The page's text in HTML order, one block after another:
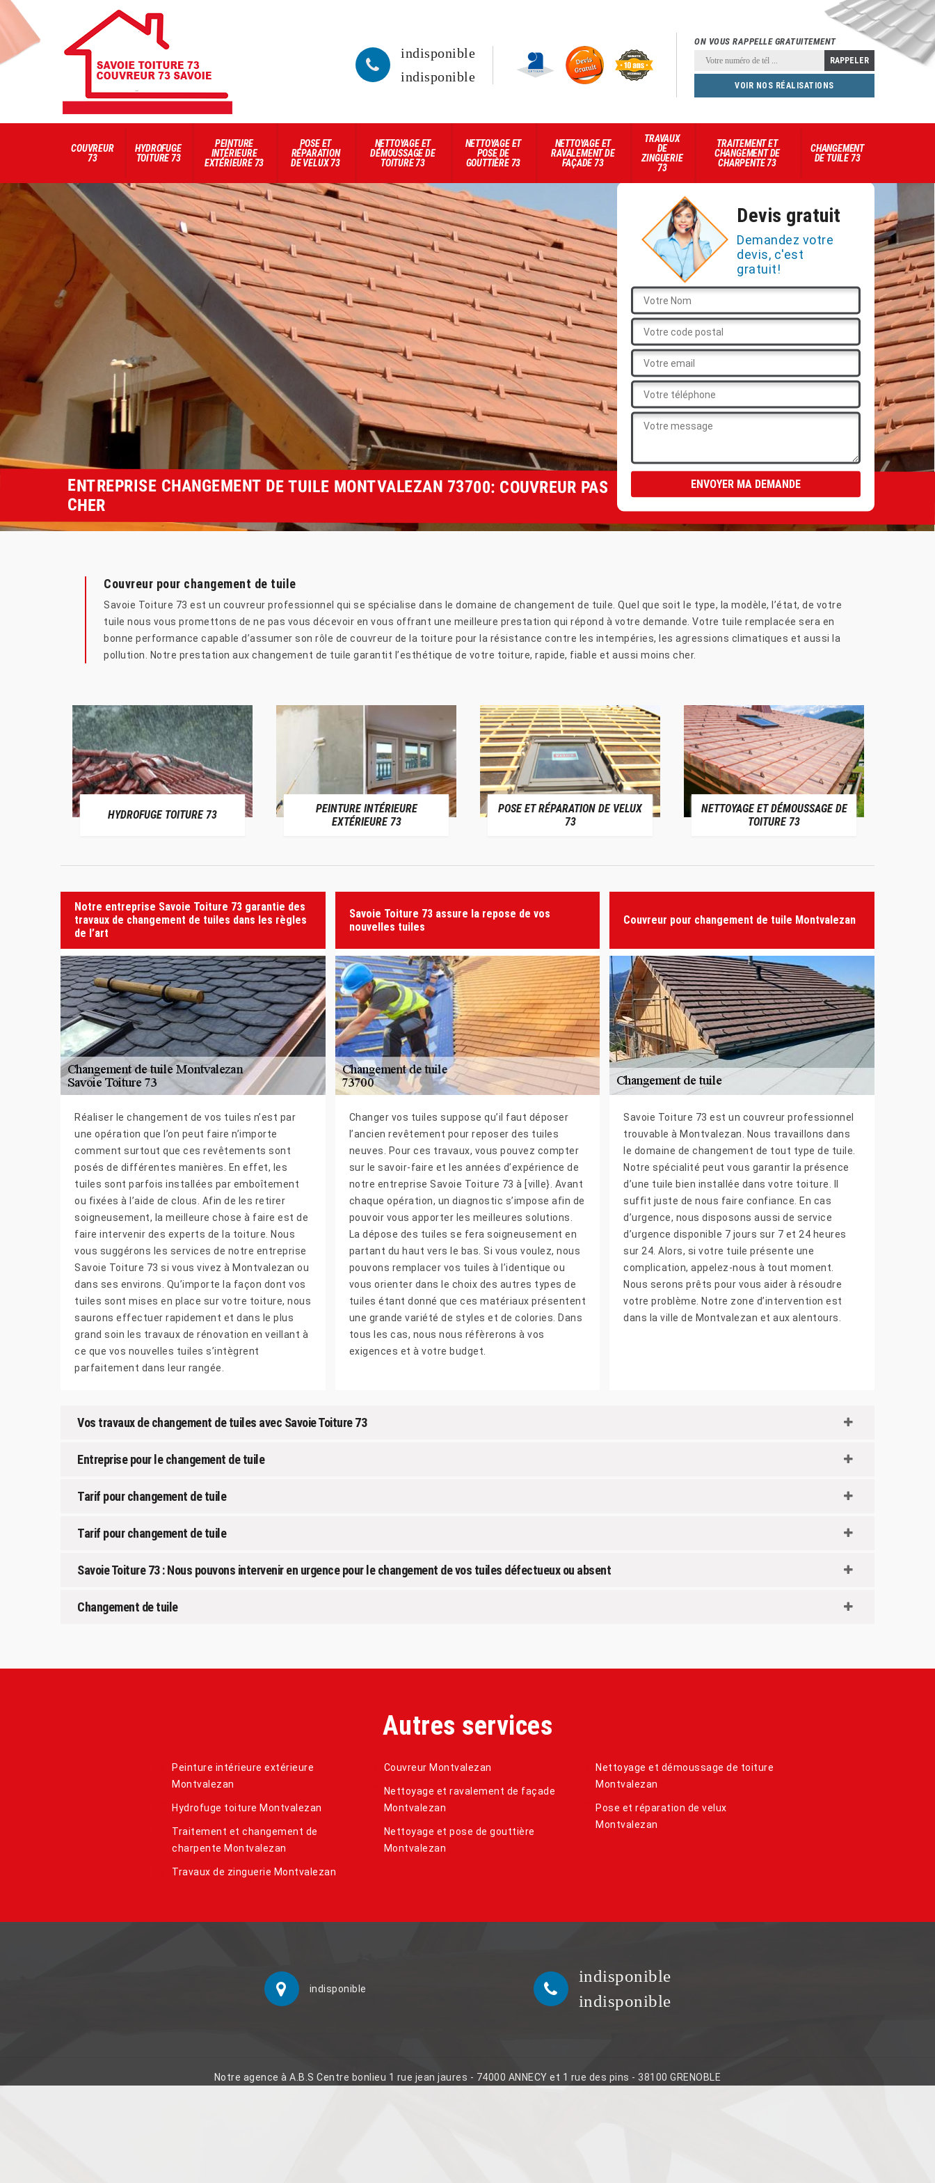
indisponible
indisponible
ON VOUS RAPPELLE GRATUITEMENT
VOIR NOS RÉALISATIONS
COUVREUR
73
HYDROFUGE
TOITURE 73
PEINTURE
INTÉRIEURE
EXTÉRIEURE 73
POSE ET
RÉPARATION
DE VELUX 73
NETTOYAGE ET
DÉMOUSSAGE DE
TOITURE 73
NETTOYAGE ET
POSE DE
GOUTTIÈRE 73
NETTOYAGE ET
RAVALEMENT DE
FAÇADE 73
TRAVAUX
DE
ZINGUERIE
73
TRAITEMENT ET
CHANGEMENT DE
CHARPENTE 73
CHANGEMENT
DE TUILE 73
Devis gratuit
Demandez votre
devis, c'est
gratuit!
ENTREPRISE CHANGEMENT DE TUILE MONTVALEZAN 73700: COUVREUR PAS
CHER
Couvreur pour changement de tuile
Savoie Toiture 73 est un couvreur professionnel qui se spécialise dans le domaine de changement de tuile. Quel que soit le type, la modèle, l’état, de votre
tuile nous vous promettons de ne pas vous décevoir en vous offrant une meilleure prestation qui répond à votre demande. Votre tuile remplacée sera en
bonne performance capable d’assumer son rôle de couvreur de la toiture pour la résistance contre les intempéries, les agressions climatiques et aussi la
pollution. Notre prestation aux changement de tuile garantit l’esthétique de votre toiture, rapide, fiable et aussi moins cher.
HYDROFUGE TOITURE 73
PEINTURE INTÉRIEURE
EXTÉRIEURE 73
POSE ET RÉPARATION DE VELUX
73
NETTOYAGE ET DÉMOUSSAGE DE
TOITURE 73
Notre entreprise Savoie Toiture 73 garantie des
travaux de changement de tuiles dans les règles
de l’art
Réaliser le changement de vos tuiles n’est par
une opération que l’on peut faire n’importe
comment surtout que ces revêtements sont
posés de différentes manières. En effet, les
tuiles sont parfois installées par emboîtement
ou fixées à l’aide de clous. Afin de les retirer
soigneusement, la meilleure chose à faire est de
faire intervenir des experts de la toiture. Nous
vous suggérons les services de notre entreprise
Savoie Toiture 73 si vous vivez à Montvalezan ou
dans ses environs. Qu’importe la façon dont vos
tuiles sont mises en place sur votre toiture, nous
saurons effectuer rapidement et dans le plus
grand soin les travaux de rénovation en veillant à
ce que vos nouvelles tuiles s’intègrent
parfaitement dans leur rangée.
Savoie Toiture 73 assure la repose de vos
nouvelles tuiles
Changer vos tuiles suppose qu’il faut déposer
l’ancien revêtement pour reposer des tuiles
neuves. Pour ces travaux, vous pouvez compter
sur le savoir-faire et les années d’expérience de
notre entreprise Savoie Toiture 73 à [ville}. Avant
chaque opération, un diagnostic s’impose afin de
pouvoir vous apporter les meilleures solutions.
La dépose des tuiles se fera soigneusement en
partant du haut vers le bas. Si vous voulez, nous
pouvons remplacer vos tuiles à l’identique ou
vous orienter dans le choix des autres types de
tuiles étant donné que ces matériaux présentent
une grande variété de styles et de colories. Dans
tous les cas, nous nous réfèrerons à vos
exigences et à votre budget.
Couvreur pour changement de tuile Montvalezan
Savoie Toiture 73 est un couvreur professionnel
trouvable à Montvalezan. Nous travaillons dans
le domaine de changement de tout type de tuile.
Notre spécialité peut vous garantir la présence
d’une tuile bien installée dans votre toiture. Il
suffit juste de nous faire confiance. En cas
d’urgence, nous disposons aussi de service
d’urgence disponible 7 jours sur 7 et 24 heures
sur 24. Alors, si votre tuile présente une
complication, appelez-nous à tout moment.
Nous serons prêts pour vous aider à résoudre
votre problème. Notre zone d’intervention est
dans la ville de Montvalezan et aux alentours.
Vos travaux de changement de tuiles avec Savoie Toiture 73
Entreprise pour le changement de tuile
Tarif pour changement de tuile
Tarif pour changement de tuile
Savoie Toiture 73 : Nous pouvons intervenir en urgence pour le changement de vos tuiles défectueux ou absent
Changement de tuile
Autres services
Peinture intérieure extérieure
Montvalezan
Hydrofuge toiture Montvalezan
Traitement et changement de
charpente Montvalezan
Travaux de zinguerie Montvalezan
Couvreur Montvalezan
Nettoyage et ravalement de façade
Montvalezan
Nettoyage et pose de gouttière
Montvalezan
Nettoyage et démoussage de toiture
Montvalezan
Pose et réparation de velux
Montvalezan
indisponible
indisponible
indisponible
Notre agence à A.B.S Centre bonlieu 1 rue jean jaures - 74000 ANNECY et 1 rue des pins - 38100 GRENOBLE